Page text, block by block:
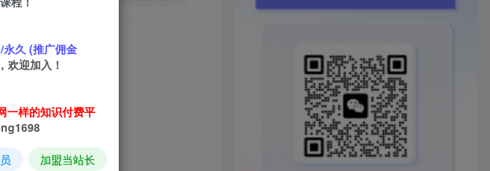
永久 (推广佣金
欢迎加入！
一样的知识付费平
加盟当站长